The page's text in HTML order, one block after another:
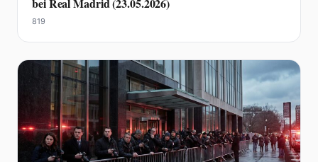
bei Real Madrid (23.05.2026)
819